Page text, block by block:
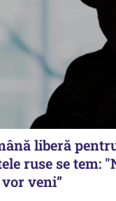
liberă
ruse se tem:
veni”